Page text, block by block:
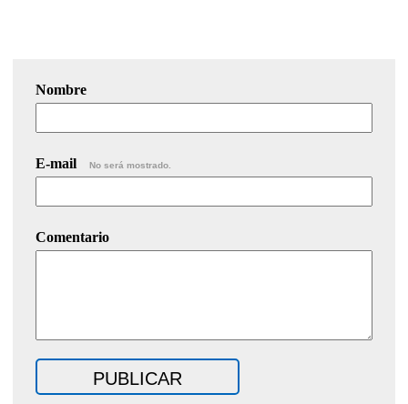
Nombre
E-mail No será mostrado.
Comentario